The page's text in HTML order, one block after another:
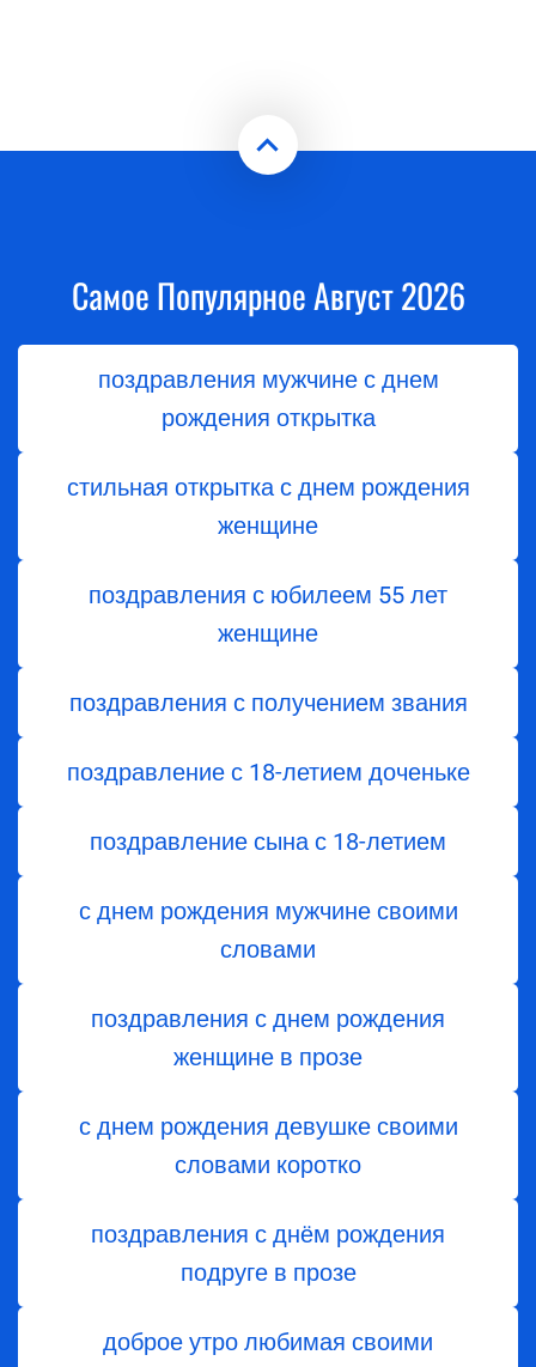
Самое Популярное Август 2026
поздравления мужчине с днем
рождения открытка
стильная открытка с днем рождения
женщине
поздравления с юбилеем 55 лет
женщине
поздравления с получением звания
поздравление с 18-летием доченьке
поздравление сына с 18-летием
с днем рождения мужчине своими
словами
поздравления с днем рождения
женщине в прозе
с днем рождения девушке своими
словами коротко
поздравления с днём рождения
подруге в прозе
доброе утро любимая своими